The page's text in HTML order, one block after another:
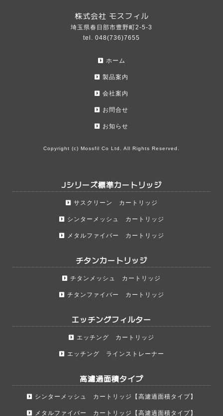
株式会社 モスフィル
埼玉県春日部市豊野町2-5-3
tel. 048(736)7655
ホーム
製品案内
会社案内
お問合せ
お知らせ
Copyright (c) Mossfil Co Ltd. All Rights Reserved.
Jシリーズ標準カートリッジ
サスクリーン カートリッジ
シンターメッシュ カートリッジ
メタルファイバー カートリッジ
チタンカートリッジ
チタンメッシュ カートリッジ
チタンファイバー カートリッジ
エッチングフィルター
エッチング カートリッジ
エッチング ラインストレーナー
高濾過面積タイプ
シンターメッシュ カートリッジ【高濾過面積タイプ】
メタルファイバー カートリッジ【高濾過面積タイプ】